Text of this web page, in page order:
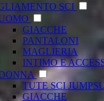
SCI
GIACCHE
PANTALONI
MAGLIERIA
INTIMO E
TUTE SCI
GIACCHE